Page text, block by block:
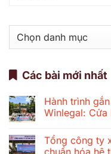
mục
Các bài mới nhất
Hành trình
Winlegal: Cửa
bình
luận
Tổng công ty